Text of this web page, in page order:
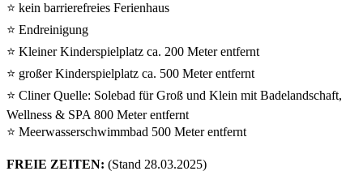
⭐ kein barrierefreies Ferienhaus
⭐ Endreinigung
⭐ Kleiner Kinderspielplatz ca. 200 Meter entfernt
⭐ großer Kinderspielplatz ca. 500 Meter entfernt
⭐ Cliner Quelle: Solebad für Groß und Klein mit Badelandschaft,
Wellness & SPA 800 Meter entfernt
⭐ Meerwasserschwimmbad 500 Meter entfernt
FREIE ZEITEN: (Stand 28.03.2025)